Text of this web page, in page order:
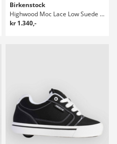
Birkenstock
Highwood Moc Lace Low Suede Leather Sneakers
kr 1.340,-